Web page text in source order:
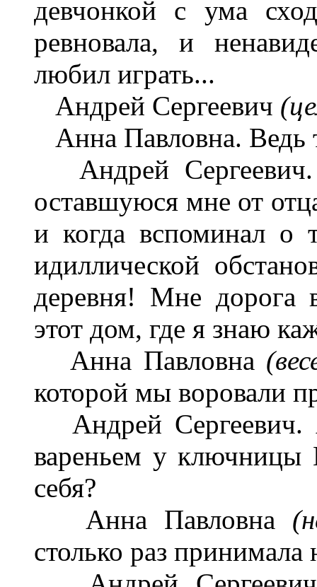
девчонкой с ума
ревновала, и
любил играть...
Андрей Сергеевич
Анна Павловна. Ведь
Андрей Сергеевич.
оставшуюся мне от
и когда вспоминал о
идиллической
деревня! Мне дорога
этот дом, где я знаю
Анна Павловна
которой мы воровали
Андрей Сергеевич.
вареньем у
себя?
Анна Павловна
столько раз принимала